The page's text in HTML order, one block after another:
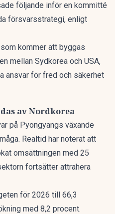
följande inför en kommitté
försvarsstrategi, enligt
kommer att byggas
mellan Sydkorea och USA,
ansvar för fred och säkerhet
av Nordkorea
på Pyongyangs växande
Realtid har noterat att
omsättningen med 25
fortsätter attrahera
för 2026 till 66,3
med 8,2 procent.